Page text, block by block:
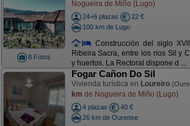
8 Fotos
Nogueira de Miño (Lugo)
24+6 plazas
22 €
100 km de Lugo
Construcción del siglo
Ribeira Sacra, entre los rios Sil y
y huertos. La Rectoral dispone d ...
Fogar Cañon Do Sil
Vivienda turística en Loureiro
km de Nogueira de Miño (Lugo)
4 plazas
40 €
26 km de Ourense